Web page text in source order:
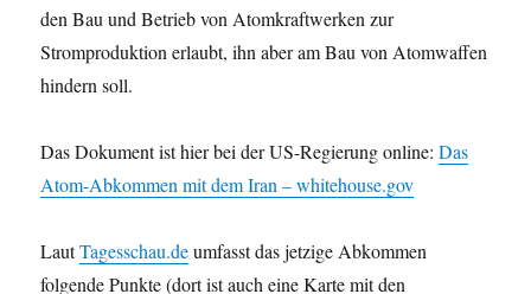
den Bau und Betrieb von Atomkraftwerken zur
Stromproduktion erlaubt, ihn aber am Bau von Atomwaffen
hindern soll.
Das Dokument ist hier bei der US-Regierung online:Das
Atom-Abkommen mit dem Iran – whitehouse.gov
LautTagesschau.deumfasst das jetzige Abkommen
folgende Punkte (dort ist auch eine Karte mit den